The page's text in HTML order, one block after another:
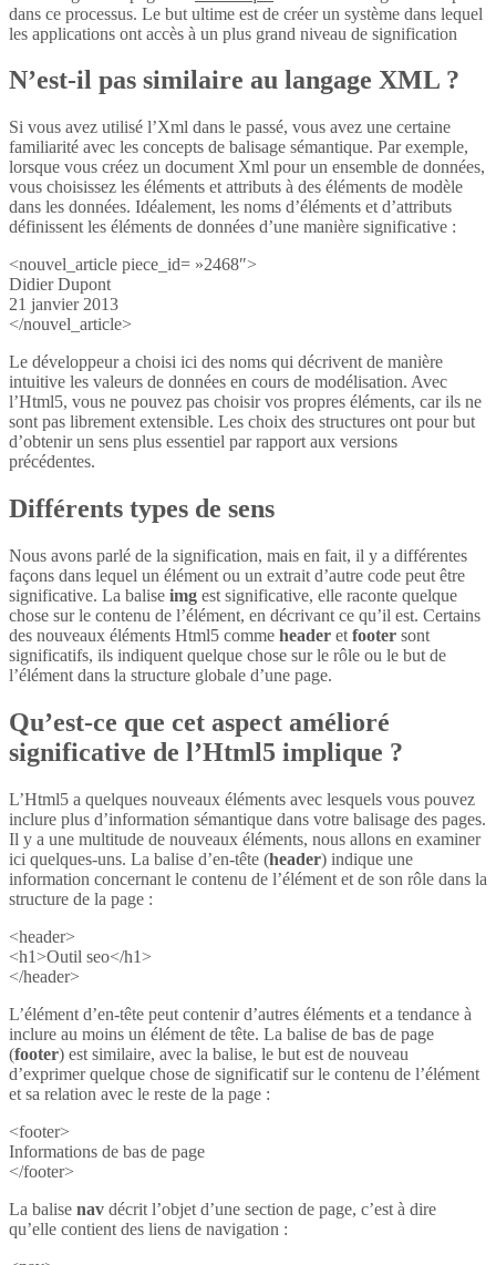
dans ce processus. Le but ultime est de créer un système dans lequel
les applications ont accès à un plus grand niveau de signification
N’est-il pas similaire au langage XML ?
Si vous avez utilisé l’Xml dans le passé, vous avez une certaine
familiarité avec les concepts de balisage sémantique. Par exemple,
lorsque vous créez un document Xml pour un ensemble de données,
vous choisissez les éléments et attributs à des éléments de modèle
dans les données. Idéalement, les noms d’éléments et d’attributs
définissent les éléments de données d’une manière significative :
<nouvel_article piece_id= »2468″>
Didier Dupont
21 janvier 2013
</nouvel_article>
Le développeur a choisi ici des noms qui décrivent de manière
intuitive les valeurs de données en cours de modélisation. Avec
l’Html5, vous ne pouvez pas choisir vos propres éléments, car ils ne
sont pas librement extensible. Les choix des structures ont pour but
d’obtenir un sens plus essentiel par rapport aux versions
précédentes.
Différents types de sens
Nous avons parlé de la signification, mais en fait, il y a différentes
façons dans lequel un élément ou un extrait d’autre code peut être
significative. La balise img est significative, elle raconte quelque
chose sur le contenu de l’élément, en décrivant ce qu’il est. Certains
des nouveaux éléments Html5 comme header et footer sont
significatifs, ils indiquent quelque chose sur le rôle ou le but de
l’élément dans la structure globale d’une page.
Qu’est-ce que cet aspect amélioré
significative de l’Html5 implique ?
L’Html5 a quelques nouveaux éléments avec lesquels vous pouvez
inclure plus d’information sémantique dans votre balisage des pages.
Il y a une multitude de nouveaux éléments, nous allons en examiner
ici quelques-uns. La balise d’en-tête (header) indique une
information concernant le contenu de l’élément et de son rôle dans la
structure de la page :
<header>
<h1>Outil seo</h1>
</header>
L’élément d’en-tête peut contenir d’autres éléments et a tendance à
inclure au moins un élément de tête. La balise de bas de page
(footer) est similaire, avec la balise, le but est de nouveau
d’exprimer quelque chose de significatif sur le contenu de l’élément
et sa relation avec le reste de la page :
<footer>
Informations de bas de page
</footer>
La balise nav décrit l’objet d’une section de page, c’est à dire
qu’elle contient des liens de navigation :